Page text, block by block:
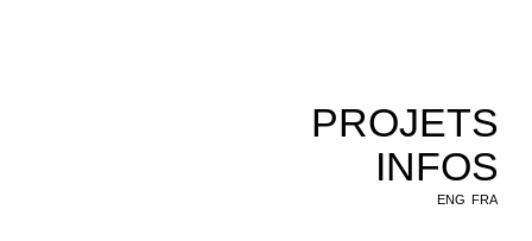
PROJETS
INFOS
ENG FRA